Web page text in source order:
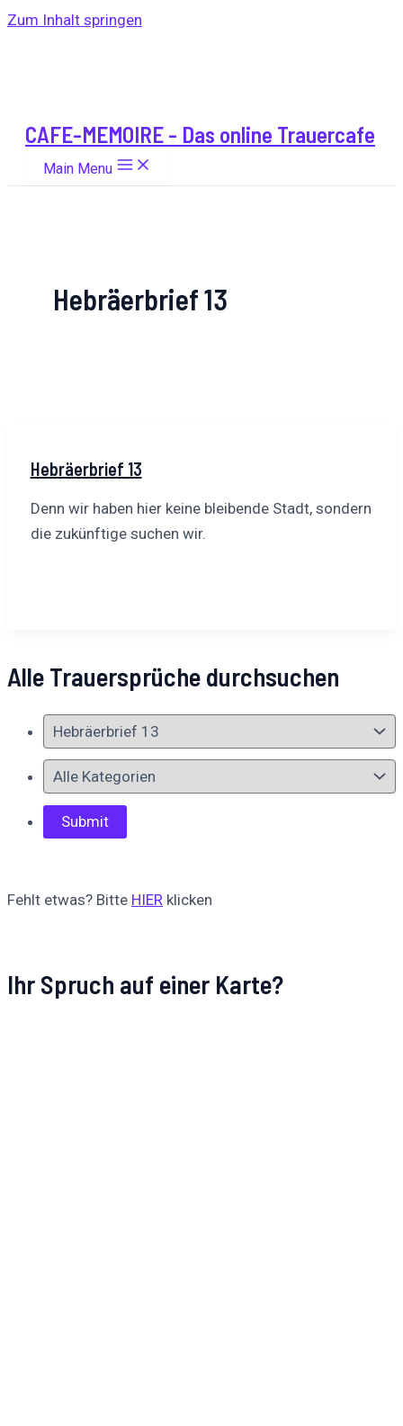
Zum Inhalt springen
CAFE-MEMOIRE - Das online Trauercafe
Main Menu
Hebräerbrief 13
Hebräerbrief 13
Denn wir haben hier keine bleibende Stadt, sondern
die zukünftige suchen wir.
Alle Trauersprüche durchsuchen
Fehlt etwas? Bitte HIER klicken
Ihr Spruch auf einer Karte?